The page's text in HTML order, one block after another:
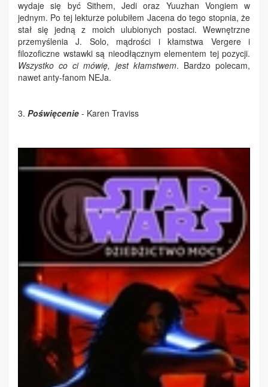
wydaje się być Sithem, Jedi oraz Yuuzhan Vongiem w
jednym. Po tej lekturze polubiłem Jacena do tego stopnia, że
stał się jedną z moich ulubionych postaci. Wewnętrzne
przemyślenia J. Solo, mądrości i kłamstwa Vergere i
filozoficzne wstawki są nieodłącznym elementem tej pozycji.
Wszystko co ci mówię, jest kłamstwem. Bardzo polecam,
nawet anty-fanom NEJa.
3. Poświęcenie - Karen Traviss